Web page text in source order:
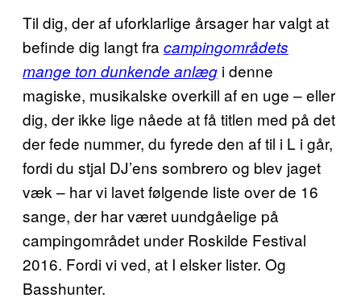
Til dig, der af uforklarlige årsager har valgt at
befinde dig langt fra campingområdets
mange ton dunkende anlæg i denne
magiske, musikalske overkill af en uge – eller
dig, der ikke lige nåede at få titlen med på det
der fede nummer, du fyrede den af til i L i går,
fordi du stjal DJ’ens sombrero og blev jaget
væk – har vi lavet følgende liste over de 16
sange, der har været uundgåelige på
campingområdet under Roskilde Festival
2016. Fordi vi ved, at I elsker lister. Og
Basshunter.